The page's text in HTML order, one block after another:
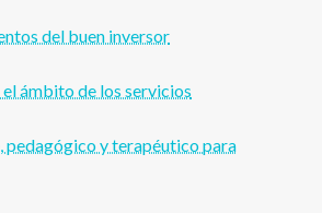
del buen inversor
ámbito de los servicios
pedagógico y terapéutico para